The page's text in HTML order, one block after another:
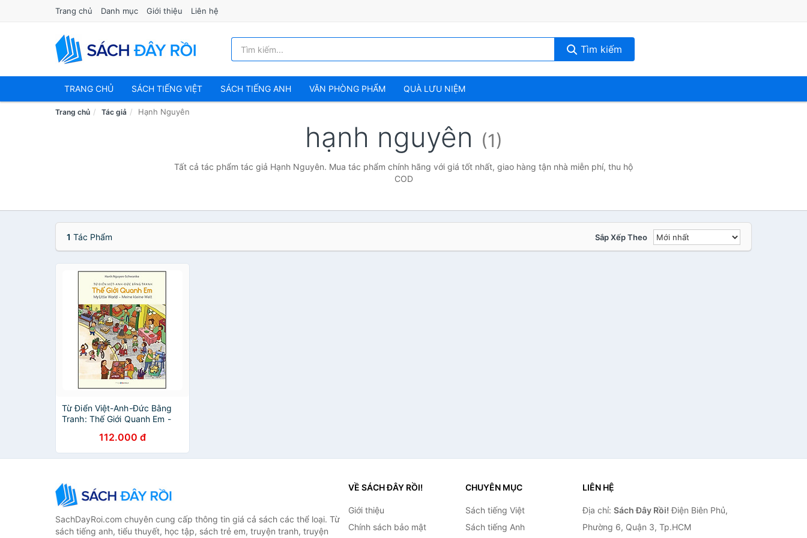
Trang chủ Danh mục Giới thiệu Liên hệ
Tìm kiếm
TRANG CHỦ SÁCH TIẾNG VIỆT SÁCH TIẾNG ANH VĂN PHÒNG PHẨM QUÀ LƯU NIỆM
Trang chủ Tác giả Hạnh Nguyên
hạnh nguyên (1)
Tất cả tác phẩm tác giả Hạnh Nguyên. Mua tác phẩm chính hãng với giá tốt nhất, giao hàng tận nhà miễn phí, thu hộ
COD
1 Tác Phẩm Sắp Xếp Theo
Từ Điển Việt-Anh-Đức Bằng
Tranh: Thế Giới Quanh Em -
112.000 đ
SachDayRoi.com chuyên cung cấp thông tin giá cả sách các thể loại. Từ
sách tiếng anh, tiểu thuyết, học tập, sách trẻ em, truyện tranh, truyện
VỀ SÁCH ĐÂY RỒI!
Giới thiệu
Chính sách bảo mật
CHUYÊN MỤC
Sách tiếng Việt
Sách tiếng Anh
LIÊN HỆ
Địa chỉ: Sách Đây Rồi! Điện Biên Phủ,
Phường 6, Quận 3, Tp.HCM